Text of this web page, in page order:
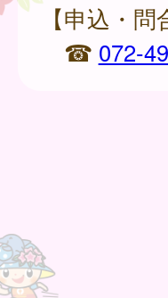
【申込・
☎ 072-